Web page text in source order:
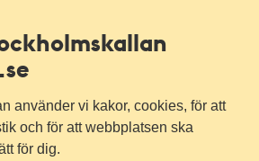
använder vi kakor, cookies, för att
och för att webbplatsen ska
för dig.